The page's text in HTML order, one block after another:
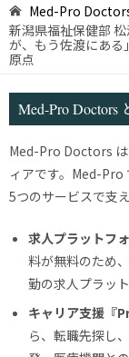
Med-Pro
新潟県福祉保健部
が、もう佐渡にある
原点
Med-Pro Doctors
Med-Pro Doctors
ィアです。Med-Pro
5つのサービスで支え
求人プラットフ
料が無料のため
勤の求人プラッ
キャリア支援『
ら、転職先探し